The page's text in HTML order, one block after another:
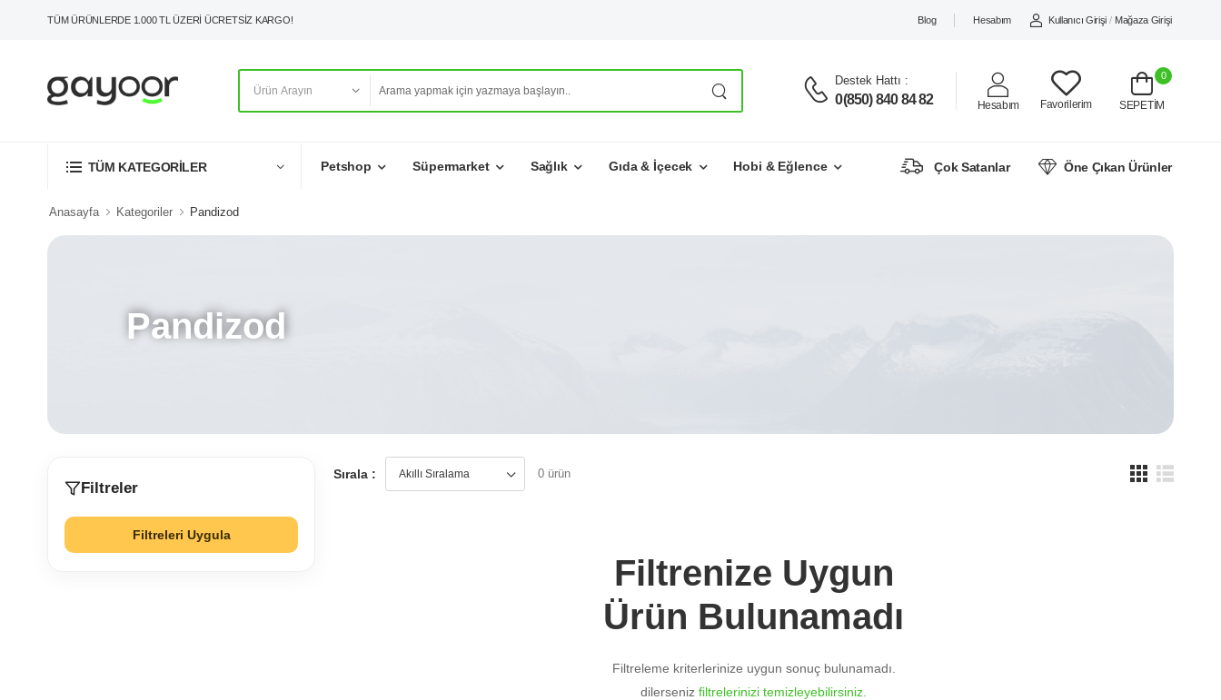
TÜM ÜRÜNLERDE 1.000 TL ÜZERİ ÜCRETSİZ KARGO! Blog Hesabım Kullanıcı Girişi / Mağaza Girişi
Destek Hattı :
0(850) 840 84 82 Hesabım Favorilerim
0
SEPETİM
TÜM KATEGORİLER Petshop Süpermarket Sağlık Gıda & İçecek Hobi & Eğlence Çok Satanlar Öne Çıkan Ürünler
Anasayfa Kategoriler Pandizod
Pandizod
Filtreler
Filtreleri Uygula
Sırala : 0 ürün
Filtrenize Uygun
Ürün Bulunamadı
Filtreleme kriterlerinize uygun sonuç bulunamadı.
dilerseniz filtrelerinizi temizleyebilirsiniz.